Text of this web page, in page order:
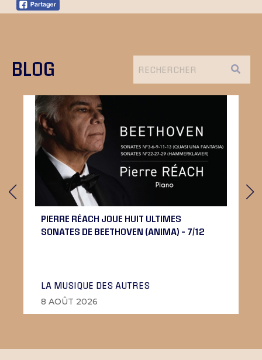
BLOG
PIERRE RÉACH JOUE HUIT ULTIMES
SONATES DE BEETHOVEN (ANIMA) – 7/12
LA MUSIQUE DES AUTRES
8 AOÛT 2026